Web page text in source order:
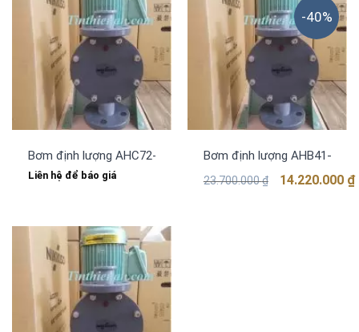
Bơm định lượng AHC72-PCT-FN (1860 lít/giờ) Nikkiso
Liên hệ để báo giá
-40%
Bơm định lượng AHB41-
23.700.000₫
Giá
gốc
14.220.000 ₫
Giá
hiện